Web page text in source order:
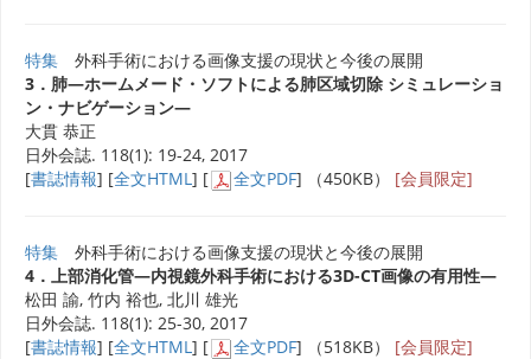
特集 外科手術における画像支援の現状と今後の展開
3．肺―ホームメード・ソフトによる肺区域切除 シミュレーショ
ン・ナビゲーション―
大貫 恭正
日外会誌. 118(1): 19-24, 2017
[書誌情報] [全文HTML] [ 全文PDF] （450KB） [会員限定]
特集 外科手術における画像支援の現状と今後の展開
4．上部消化管―内視鏡外科手術における3D-CT画像の有用性―
松田 諭, 竹内 裕也, 北川 雄光
日外会誌. 118(1): 25-30, 2017
[書誌情報] [全文HTML] [ 全文PDF] （518KB） [会員限定]